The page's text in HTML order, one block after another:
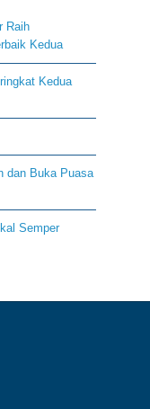
Raih
Kedua
Kedua
dan Buka Puasa
Semper